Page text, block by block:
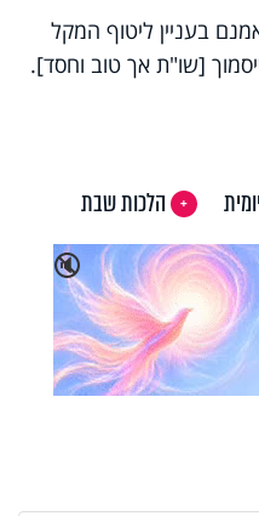
בעניין ליטוף המקל
[שו"ת אך טוב וחסד].
הלכות שבת
🔇